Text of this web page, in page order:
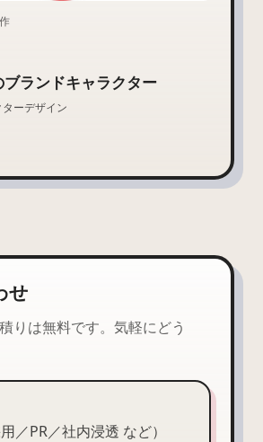
ランドキャラクター
ーデザイン
せ
りは無料です。気軽にどう
／PR／社内浸透 など）